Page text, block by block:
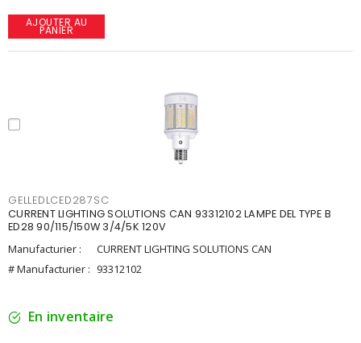
AJOUTER AU
PANIER
GELLEDLCED287SC
CURRENT LIGHTING SOLUTIONS CAN 93312102 LAMPE DEL TYPE B
ED28 90/115/150W 3/4/5K 120V
Manufacturier :
CURRENT LIGHTING SOLUTIONS CAN
# Manufacturier : 93312102
En inventaire